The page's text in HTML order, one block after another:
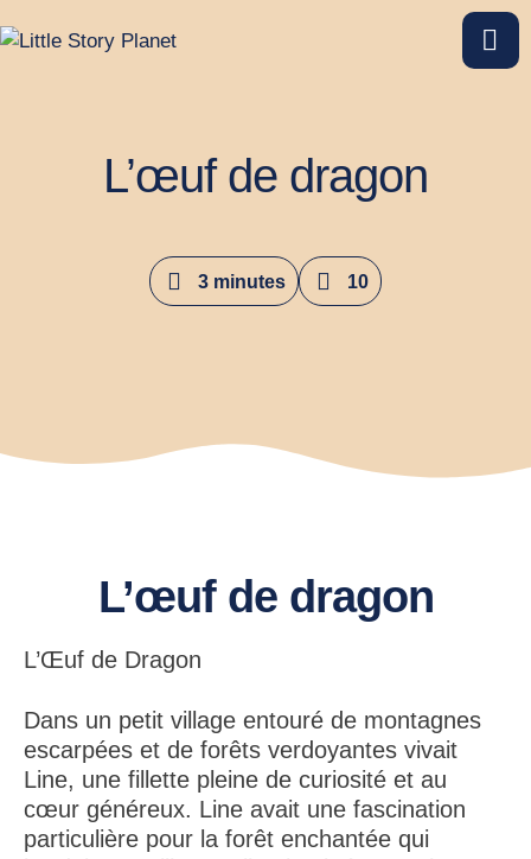
L’œuf de dragon
3 minutes 10
L’œuf de dragon
L’Œuf de Dragon
Dans un petit village entouré de montagnes
escarpées et de forêts verdoyantes vivait
Line, une fillette pleine de curiosité et au
cœur généreux. Line avait une fascination
particulière pour la forêt enchantée qui